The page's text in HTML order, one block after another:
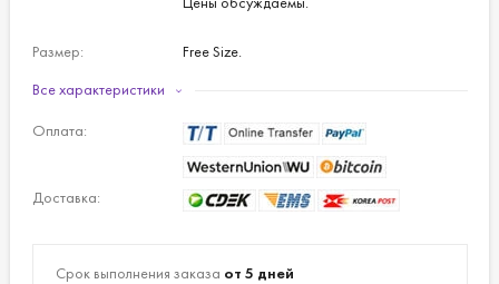
Размер: Free Size.
Цвет:
Все характеристики
Оплата:
Доставка:
Срок выполнения заказа от 5 дней